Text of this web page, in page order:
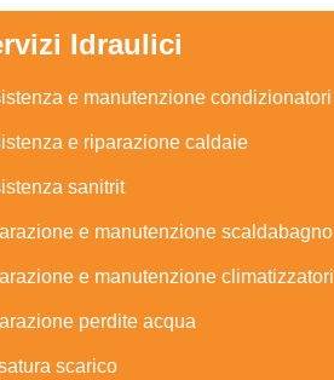
Idraulici
e manutenzione condizionatori
e riparazione caldaie
sanitrit
e manutenzione scaldabagno
e manutenzione climatizzatori
perdite acqua
scarico